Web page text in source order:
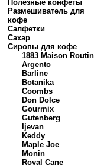
Полезные конфеты
Размешиватель для
кофе
Салфетки
Сахар
Сиропы для кофе
1883 Maison Routin
Argento
Barline
Botanika
Coombs
Don Dolce
Gourmix
Gutenberg
Ijevan
Keddy
Maple Joe
Monin
Royal Cane